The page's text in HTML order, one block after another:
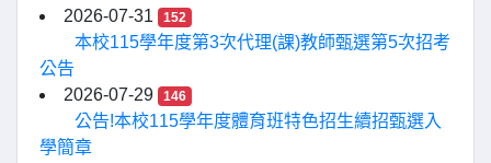
2026-07-31
152
本校115學年度第3次代理(課)教師甄選第5次招考
公告
2026-07-29
146
公告!本校115學年度體育班特色招生續招甄選入
學簡章